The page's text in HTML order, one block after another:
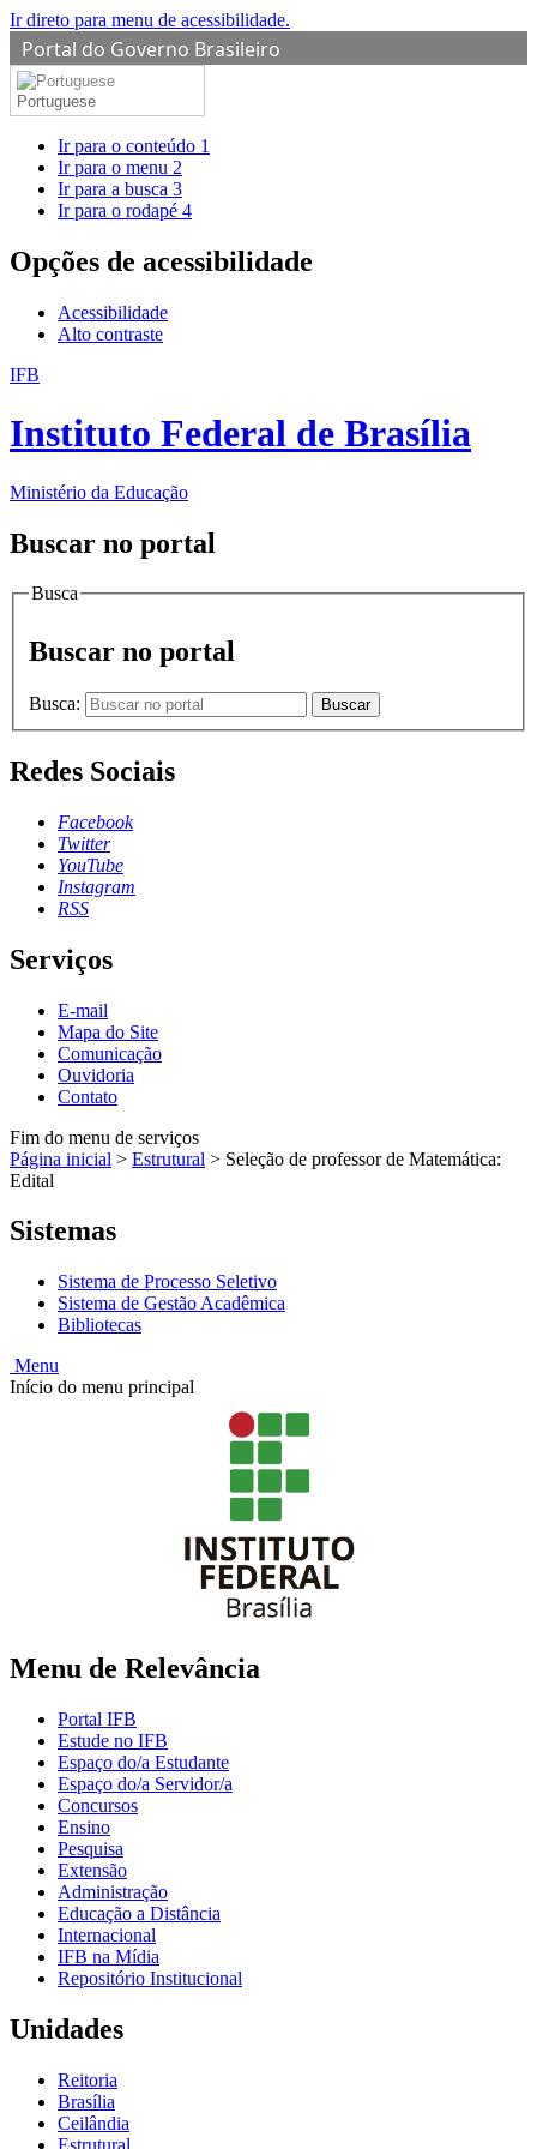
Ir direto para menu de acessibilidade.
Portal do Governo Brasileiro
Portuguese
Ir para o conteúdo 1
Ir para o menu 2
Ir para a busca 3
Ir para o rodapé 4
Opções de acessibilidade
Acessibilidade
Alto contraste
IFB
Instituto Federal de Brasília
Ministério da Educação
Buscar no portal
Busca
Buscar no portal
Busca: Buscar
Redes Sociais
Facebook
Twitter
YouTube
Instagram
RSS
Serviços
E-mail
Mapa do Site
Comunicação
Ouvidoria
Contato
Fim do menu de serviços
Página inicial > Estrutural > Seleção de professor de Matemática:
Edital
Sistemas
Sistema de Processo Seletivo
Sistema de Gestão Acadêmica
Bibliotecas
Menu
Início do menu principal
Menu de Relevância
Portal IFB
Estude no IFB
Espaço do/a Estudante
Espaço do/a Servidor/a
Concursos
Ensino
Pesquisa
Extensão
Administração
Educação a Distância
Internacional
IFB na Mídia
Repositório Institucional
Unidades
Reitoria
Brasília
Ceilândia
Estrutural